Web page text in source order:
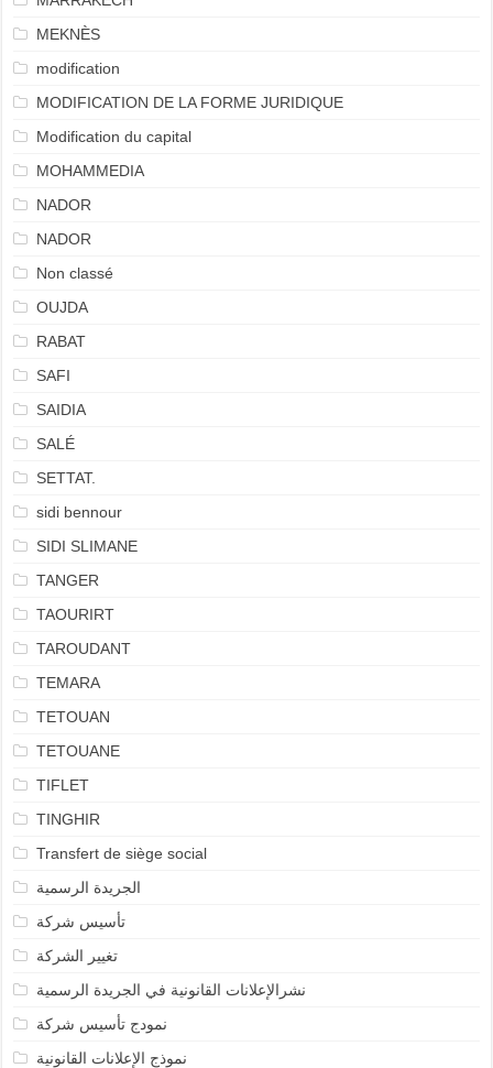
MEKNÈS
modification
MODIFICATION DE LA FORME JURIDIQUE
Modification du capital
MOHAMMEDIA
NADOR
NADOR
Non classé
OUJDA
RABAT
SAFI
SAIDIA
SALÉ
SETTAT.
sidi bennour
SIDI SLIMANE
TANGER
TAOURIRT
TAROUDANT
TEMARA
TETOUAN
TETOUANE
TIFLET
TINGHIR
Transfert de siège social
الجريدة الرسمية
تأسيس شركة
تغيير الشركة
نشرالإعلانات القانونية في الجريدة الرسمية
نمودج تأسيس شركة
نموذج الإعلانات القانونية